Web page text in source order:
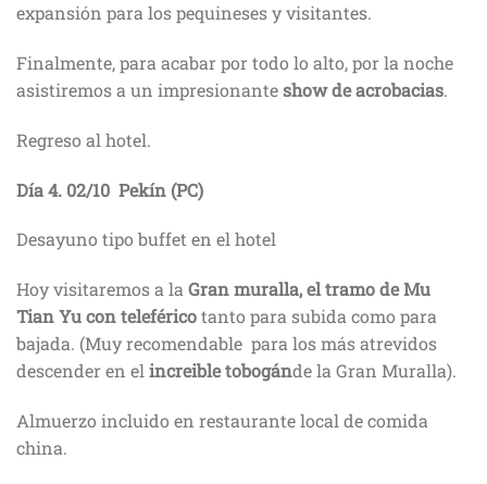
expansión para los pequineses y visitantes.
Finalmente, para acabar por todo lo alto, por la noche
asistiremos a un impresionanteshow de acrobacias.
Regreso al hotel.
Día 4. 02/10 Pekín (PC)
Desayuno tipo buffet en el hotel
Hoy visitaremos a la Gran muralla, el tramo de Mu
Tian Yu con teleféricotanto para subida como para
bajada. (Muy recomendable para los más atrevidos
descender en el increible tobogánde la Gran Muralla).
Almuerzo incluido en restaurante local de comida
china.